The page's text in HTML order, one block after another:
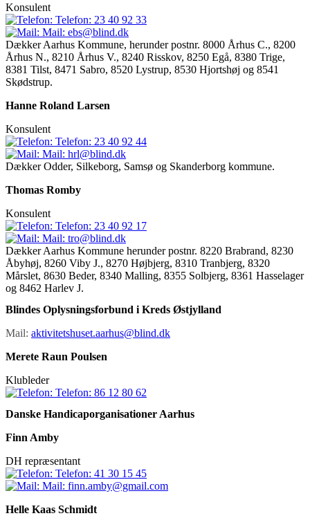
Konsulent
Telefon: 23 40 92 33
Mail: ebs@blind.dk
Dækker Aarhus Kommune, herunder postnr. 8000 Århus C., 8200
Århus N., 8210 Århus V., 8240 Risskov, 8250 Egå, 8380 Trige,
8381 Tilst, 8471 Sabro, 8520 Lystrup, 8530 Hjortshøj og 8541
Skødstrup.
Hanne Roland Larsen
Konsulent
Telefon: 23 40 92 44
Mail: hrl@blind.dk
Dækker Odder, Silkeborg, Samsø og Skanderborg kommune.
Thomas Romby
Konsulent
Telefon: 23 40 92 17
Mail: tro@blind.dk
Dækker Aarhus Kommune herunder postnr. 8220 Brabrand, 8230
Åbyhøj, 8260 Viby J., 8270 Højbjerg, 8310 Tranbjerg, 8320
Mårslet, 8630 Beder, 8340 Malling, 8355 Solbjerg, 8361 Hasselager
og 8462 Harlev J.
Blindes Oplysningsforbund i Kreds Østjylland
Mail: aktivitetshuset.aarhus@blind.dk
Merete Raun Poulsen
Klubleder
Telefon: 86 12 80 62
Danske Handicaporganisationer Aarhus
Finn Amby
DH repræsentant
Telefon: 41 30 15 45
Mail: finn.amby@gmail.com
Helle Kaas Schmidt